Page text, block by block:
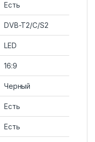
Есть
DVB-T2/C/S2
LED
16:9
Черный
Есть
Есть